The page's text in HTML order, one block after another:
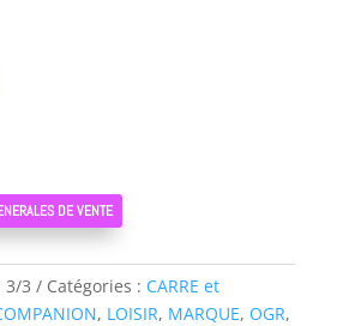
DE VENTE
3/3 Catégories : CARRE et
, LOISIR, MARQUE, OGR,